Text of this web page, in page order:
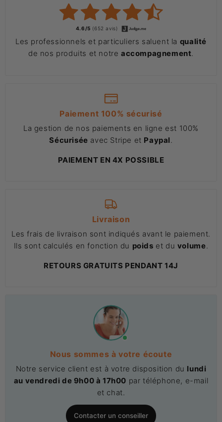
4.6/5 (652 avis)
Les professionnels et particuliers saluent la qualité
de nos produits et notre accompagnement.
Paiement 100% sécurisé
La gestion de nos paiements en ligne est 100%
Sécurisée avec Stripe et Paypal.
PAIEMENT EN 4X POSSIBLE
Livraison
Les frais de livraison sont indiqués avant le paiement.
Ils sont calculés en fonction du poids et du volume.
RETOURS GRATUITS PENDANT 14J
Nous sommes à votre écoute
Notre service client est à votre disposition du lundi
au vendredi de 9h00 à 17h00 par téléphone, e-mail
et chat.
Contacter un conseiller